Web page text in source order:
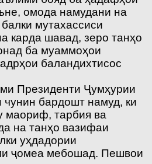
омода намудани на
мутахассиси
карда шавад, зеро танҳо
ба муаммоҳои
баландихтисос
Президенти Ҷумҳурии
чунин бардошт намуд, ки
маориф, тарбия ва
на танҳо вазифаи
уҳдадории
ҷомеа мебошад. Пешвои